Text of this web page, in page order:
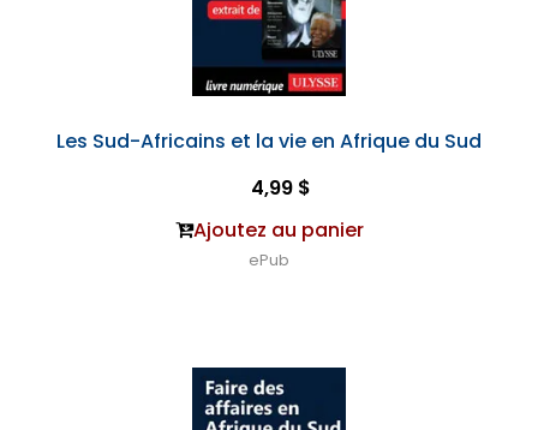
Les Sud-Africains et la vie en Afrique du Sud
4,99 $
Ajoutez au panier
ePub